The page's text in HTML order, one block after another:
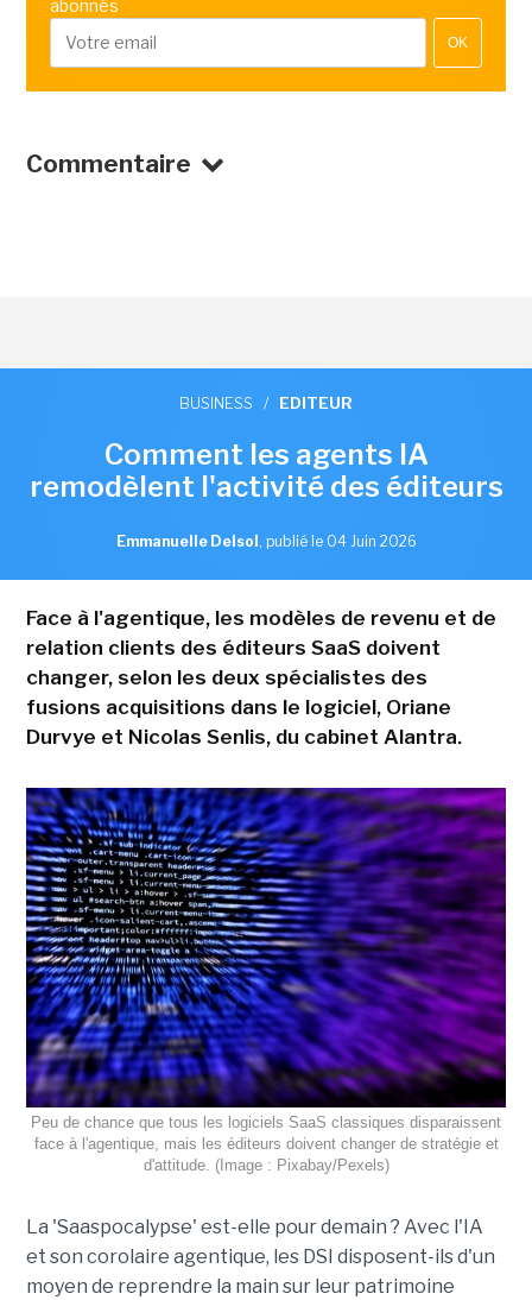
abonnés
OK
Commentaire
BUSINESS / EDITEUR
Comment les agents IA
remodèlent l'activité des éditeurs
Emmanuelle Delsol , publié le 04 Juin 2026
Face à l'agentique, les modèles de revenu et de
relation clients des éditeurs SaaS doivent
changer, selon les deux spécialistes des
fusions acquisitions dans le logiciel, Oriane
Durvye et Nicolas Senlis, du cabinet Alantra.
Peu de chance que tous les logiciels SaaS classiques disparaissent
face à l'agentique, mais les éditeurs doivent changer de stratégie et
d'attitude. (Image : Pixabay/Pexels)
La 'Saaspocalypse' est-elle pour demain ? Avec l'IA
et son corolaire agentique, les DSI disposent-ils d'un
moyen de reprendre la main sur leur patrimoine